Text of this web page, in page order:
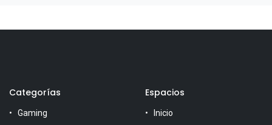
Categorías
Gaming
Espacios
Inicio